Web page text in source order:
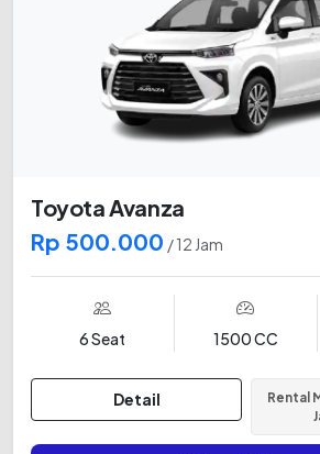
Toyota Avanza
Rp 500.000 / 12 Jam
6 Seat 1500 CC
Detail
Rental